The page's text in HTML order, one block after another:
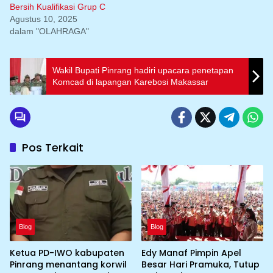
Bersih Kualifikasi Grup C
Agustus 10, 2025
dalam "OLAHRAGA"
Wakil Bupati Pinrang hadiri upacara penetapan
Komcad di lapangan Karebosi Makassar
Pos Terkait
Blog
Ketua PD-IWO kabupaten
Pinrang menantang korwil
Blog
Edy Manaf Pimpin Apel
Besar Hari Pramuka, Tutup